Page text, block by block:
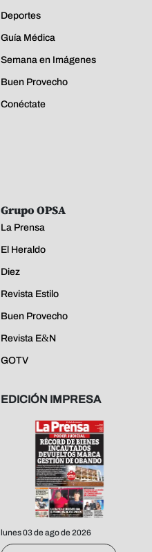
Deportes
Guía Médica
Semana en Imágenes
Buen Provecho
Conéctate
Grupo OPSA
La Prensa
El Heraldo
Diez
Revista Estilo
Buen Provecho
Revista E&N
GOTV
EDICIÓN IMPRESA
lunes 03 de ago de 2026